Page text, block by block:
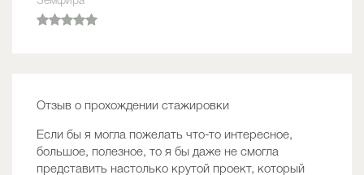
Отзыв о прохождении стажировки
Если бы я могла пожелать что-то интересное,
большое, полезное, то я бы даже не смогла
представить настолько крутой проект, который